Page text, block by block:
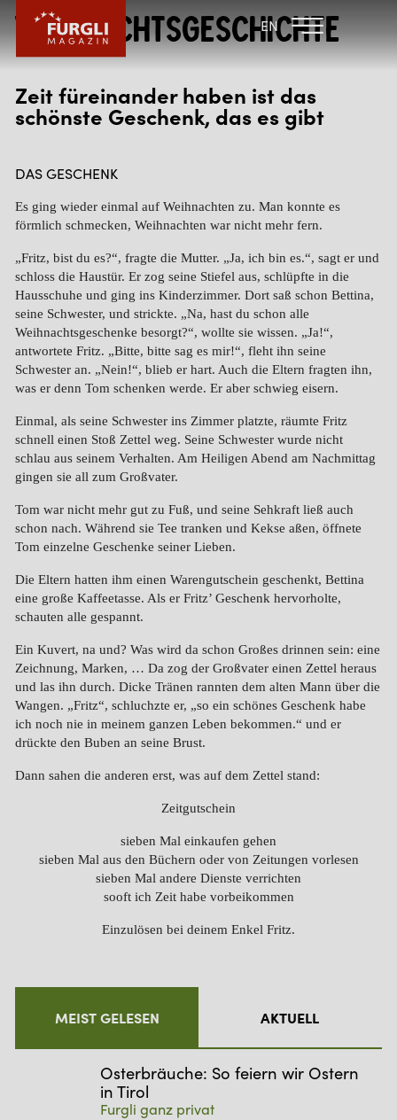
EN
FAMILIENHOTEL
FURGLER
FAMILIENHOTEL
POST
FURGLI HOTELS
KINDER
SOMMER
WINTER
Weihnachtsgeschichte
Zeit füreinander haben ist das
schönste Geschenk, das es gibt
DAS GESCHENK
Es ging wieder einmal auf Weihnachten zu. Man konnte es
förmlich schmecken, Weihnachten war nicht mehr fern.
„Fritz, bist du es?“, fragte die Mutter. „Ja, ich bin es.“, sagt er und
schloss die Haustür. Er zog seine Stiefel aus, schlüpfte in die
Hausschuhe und ging ins Kinderzimmer. Dort saß schon Bettina,
seine Schwester, und strickte. „Na, hast du schon alle
Weihnachtsgeschenke besorgt?“, wollte sie wissen. „Ja!“,
antwortete Fritz. „Bitte, bitte sag es mir!“, fleht ihn seine
Schwester an. „Nein!“, blieb er hart. Auch die Eltern fragten ihn,
was er denn Tom schenken werde. Er aber schwieg eisern.
Einmal, als seine Schwester ins Zimmer platzte, räumte Fritz
schnell einen Stoß Zettel weg. Seine Schwester wurde nicht
schlau aus seinem Verhalten. Am Heiligen Abend am Nachmittag
gingen sie all zum Großvater.
Tom war nicht mehr gut zu Fuß, und seine Sehkraft ließ auch
schon nach. Während sie Tee tranken und Kekse aßen, öffnete
Tom einzelne Geschenke seiner Lieben.
Die Eltern hatten ihm einen Warengutschein geschenkt, Bettina
eine große Kaffeetasse. Als er Fritz’ Geschenk hervorholte,
schauten alle gespannt.
Ein Kuvert, na und? Was wird da schon Großes drinnen sein: eine
Zeichnung, Marken, … Da zog der Großvater einen Zettel heraus
und las ihn durch. Dicke Tränen rannten dem alten Mann über die
Wangen. „Fritz“, schluchzte er, „so ein schönes Geschenk habe
ich noch nie in meinem ganzen Leben bekommen.“ und er
drückte den Buben an seine Brust.
Dann sahen die anderen erst, was auf dem Zettel stand:
Zeitgutschein
sieben Mal einkaufen gehen
sieben Mal aus den Büchern oder von Zeitungen vorlesen
sieben Mal andere Dienste verrichten
sooft ich Zeit habe vorbeikommen
Einzulösen bei deinem Enkel Fritz.
MEIST GELESEN AKTUELL
Osterbräuche: So feiern wir Ostern
in Tirol
Furgli ganz privat